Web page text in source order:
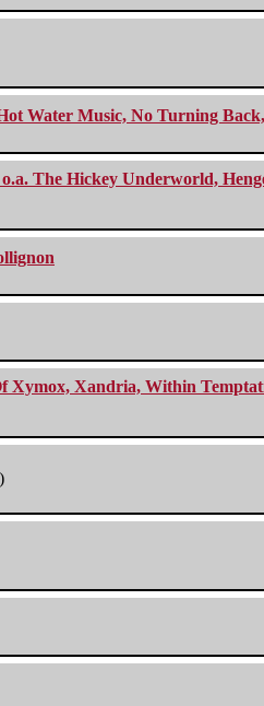
Water Music, No Turning
The Hickey Underworld,
Xymox, Xandria, Within